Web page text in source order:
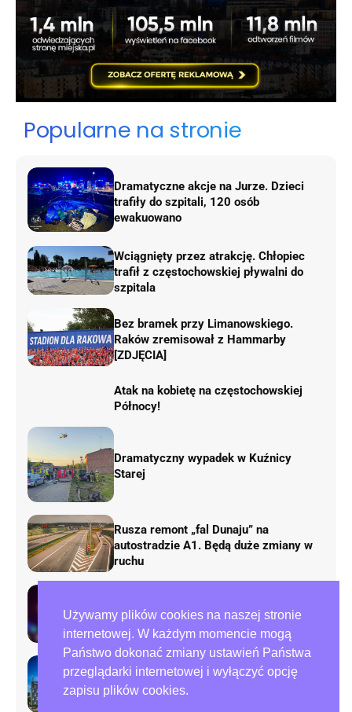
Używamy plików cookies na naszej stronie
internetowej. W każdym momencie mogą
Państwo dokonać zmiany ustawień Państwa
przeglądarki internetowej i wyłączyć opcję
zapisu plików cookies.
Popularne na stronie
Dramatyczne akcje na Jurze. Dzieci
trafiły do szpitali, 120 osób
ewakuowano
Wciągnięty przez atrakcję. Chłopiec
trafił z częstochowskiej pływalni do
szpitala
Bez bramek przy Limanowskiego.
Raków zremisował z Hammarby
[ZDJĘCIA]
Atak na kobietę na częstochowskiej
Północy!
Dramatyczny wypadek w Kuźnicy
Starej
Rusza remont „fal Dunaju” na
autostradzie A1. Będą duże zmiany w
ruchu
Tragedia przy ulicy Zana w
Częstochowie. Nie żyje mężczyzna
Preparowanie kart w referendum.
Zawiadomienia do policji i ABW